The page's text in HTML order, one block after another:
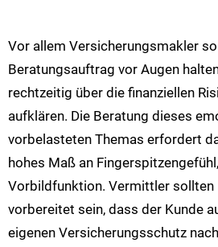
Vor allem Versicherungsmakler
Beratungsauftrag vor Augen
rechtzeitig über die finanziellen
aufklären. Die Beratung dieses
vorbelasteten Themas erfordert
hohes Maß an
Vorbildfunktion. Vermittler sollten
vorbereitet sein, dass der Kunde
eigenen Versicherungsschutz